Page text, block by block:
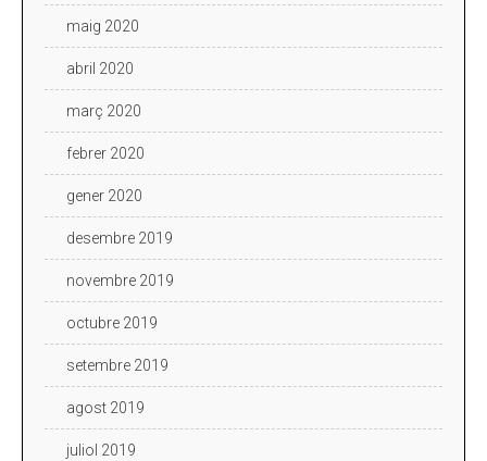
maig 2020
abril 2020
març 2020
febrer 2020
gener 2020
desembre 2019
novembre 2019
octubre 2019
setembre 2019
agost 2019
juliol 2019